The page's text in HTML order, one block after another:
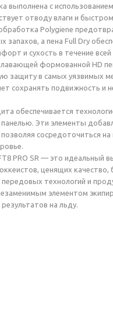
выполнена с
отводу влаги и
Polygiene
запахов, а пена Full Dry
и сухость в течение всей
формованной HD
защиту в самых уязвимых
сохранять подвижность и
обеспечивается
панелью. Эти элементы
сосредоточиться на
PRO SR — это идеальный
ценящих качество,
технологий и
элементом
на льду.